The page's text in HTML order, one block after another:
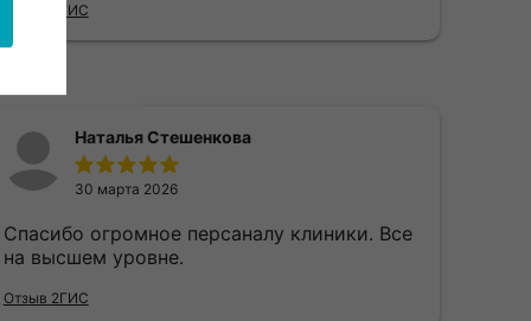
Отзыв 2ГИС
Наталья Стешенкова
30 марта 2026
Спасибо огромное персаналу клиники. Все
на высшем уровне.
Отзыв 2ГИС